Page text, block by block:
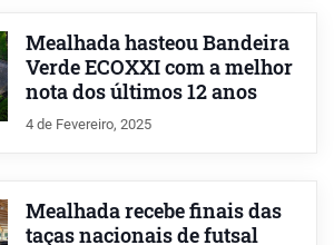
Mealhada hasteou Bandeira
Verde ECOXXI com a melhor
nota dos últimos 12 anos
4 de Fevereiro, 2025
Mealhada recebe finais das
taças nacionais de futsal